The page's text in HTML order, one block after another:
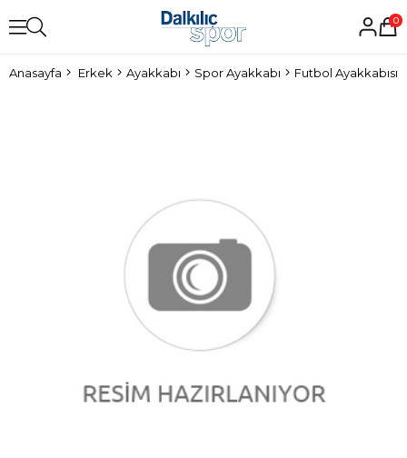
0
Anasayfa Erkek Ayakkabı Spor Ayakkabı Futbol Ayakkabısı